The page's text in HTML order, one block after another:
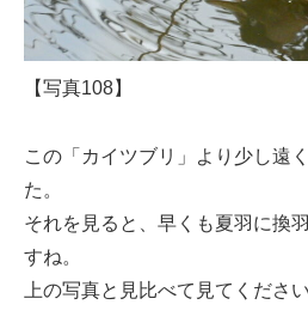
【写真108】
この「カイツブリ」より少し遠
た。
それを見ると、早くも夏羽に換
すね。
上の写真と見比べて見てください